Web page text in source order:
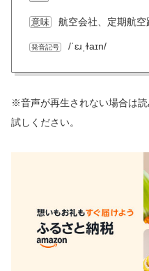
意味 航空会社、定期航
発音記号 /ˈɛɹˌɫaɪn/
※音声が再生されない場合は
試しください。